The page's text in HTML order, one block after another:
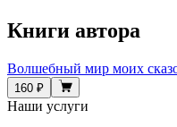
Книги автора
Волшебный мир моих
160 ₽
Наши услуги